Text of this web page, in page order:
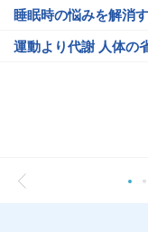
睡眠時の悩みを解消
運動より代謝 人体の